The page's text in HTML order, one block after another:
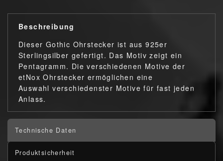
Beschreibung
Dieser Gothic Ohrstecker ist aus 925er
Sterlingsilber gefertigt. Das Motiv zeigt ein
Pentagramm. Die verschiedenen Motive der
etNox Ohrstecker ermöglichen eine
Auswahl verschiedenster Motive für fast jeden
Anlass.
Technische Daten
Produktsicherheit